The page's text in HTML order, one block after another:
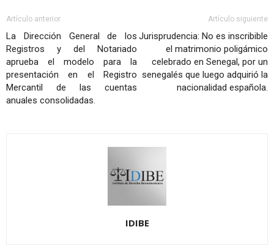
Artículo anterior
La Dirección General de los
Registros y del Notariado
aprueba el modelo para la
presentación en el Registro
Mercantil de las cuentas
anuales consolidadas.
Artículo siguiente
Jurisprudencia: No es inscribible
el matrimonio poligámico
celebrado en Senegal, por un
senegalés que luego adquirió la
nacionalidad española.
IDIBE